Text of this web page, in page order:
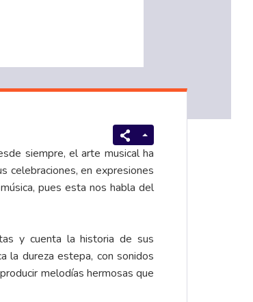
siempre, el arte musical ha
celebraciones, en expresiones
pues esta nos habla del
y cuenta la historia de sus
la dureza estepa, con sonidos
melodías hermosas que